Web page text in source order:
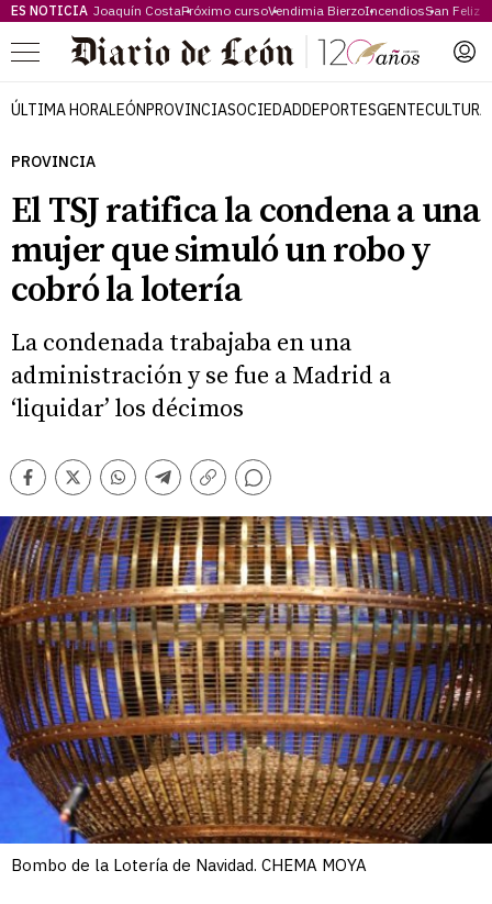
ES NOTICIA Joaquín CostaPróximo cursoVendimia BierzoIncendiosSan Feliz
Menú
ÚLTIMA HORALEÓNPROVINCIASOCIEDADDEPORTESGENTECULTURA
PROVINCIA
El TSJ ratifica la condena a una
mujer que simuló un robo y
cobró la lotería
La condenada trabajaba en una
administración y se fue a Madrid a
‘liquidar’ los décimos
Facebook
TwitterWhatsappTelegram
Copiar
Comentarios
Bombo de la Lotería de Navidad. CHEMA MOYA